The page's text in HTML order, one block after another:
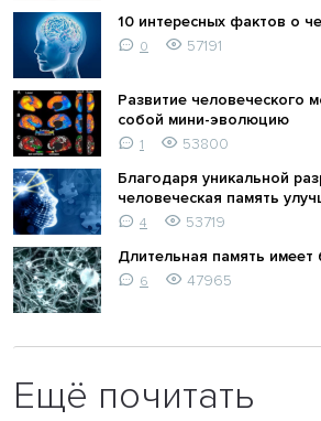
10 интересных фактов о
0 57191
Развитие человеческого
собой мини-эволюцию
1
53800
Благодаря уникальной
человеческая память
4
53719
Длительная память
6 47965
Ещё почитать